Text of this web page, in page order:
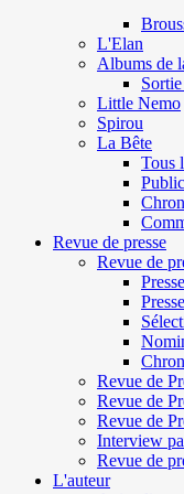
L'Elan
Albums de
Little Nemo
Spirou
La Bête
Tous
Revue de presse
Revue de
Revue de
Revue de
Revue de
Interview
Revue de
L'auteur